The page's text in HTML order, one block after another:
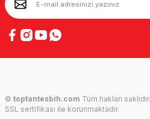
© toptantesbih.com Tüm hakları
SSL sertifikası ile korunmaktadır.